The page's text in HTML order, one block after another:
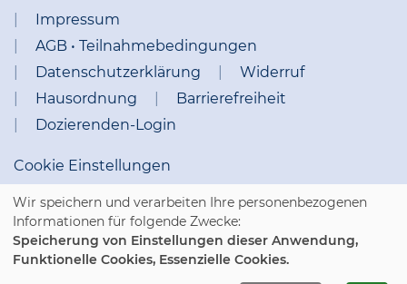
Impressum
AGB • Teilnahmebedingungen
Datenschutzerklärung
Widerruf
Hausordnung
Barrierefreiheit
Dozierenden-Login
Cookie Einstellungen
Wir speichern und verarbeiten Ihre personenbezogenen
Informationen für folgende Zwecke:
Speicherung von Einstellungen dieser Anwendung,
Funktionelle Cookies, Essenzielle Cookies.